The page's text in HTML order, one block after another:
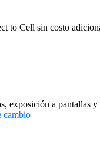
to Cell sin costo
exposición a pantallas